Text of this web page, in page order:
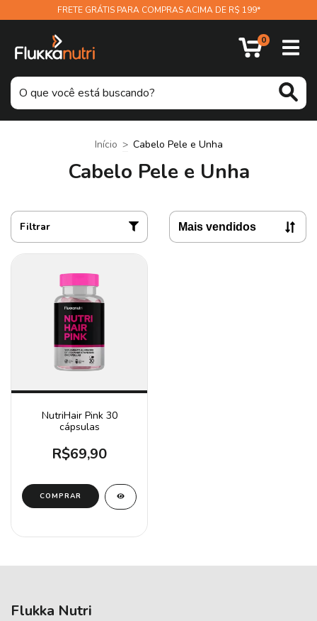
FRETE GRÁTIS PARA COMPRAS ACIMA DE R$ 199*
0
Início > Cabelo Pele e Unha
Cabelo Pele e Unha
Filtrar
NutriHair Pink 30
cápsulas
R$69,90
Flukka Nutri